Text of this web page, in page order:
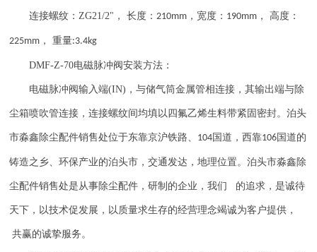
连接螺纹：ZG21/2" ， 长度：210mm ，宽度： 190mm ， 高度：
225mm ， 重量:3.4kg
DMF-Z-70电磁脉冲阀安装方法：
电磁脉冲阀输入端(IN) ，与储气筒金属管相连接，其输出端与除
尘箱喷吹管连接，连接螺纹间均填以四氟乙烯生料带紧固密封。泊头
市淼鑫除尘配件销售处位于东靠京沪铁路、 104 国道，西靠106 国道的
铸造之乡、环保产业的泊头市，交通发达，地理位置。泊头市淼鑫除
尘配件销售处是从事除尘配件，研制的企业，我们 的追求，是诚待
天下，以技术促发展，以质量求生存的经营理念竭诚为客户提供，
共赢的诚挚服务。